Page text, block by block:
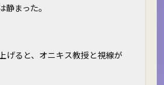
まった。
げると、オニキス教授と視線が